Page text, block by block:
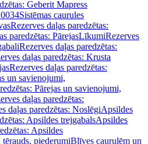
Geberit Mapress
Sistēmas caurules
Rezerves daļas paredzētas:
paredzētas: PārejasLīkumiRezerves
Rezerves daļas paredzētas:
daļas paredzētas: Krusta
Rezerves daļas paredzētas:
un savienojumi,
Pārejas un savienojumi,
daļas paredzētas:
daļas paredzētas: NoslēgiApsildes
Apsildes trejgabalsApsildes
Apsildes
piederumiBlīves caurulēm un